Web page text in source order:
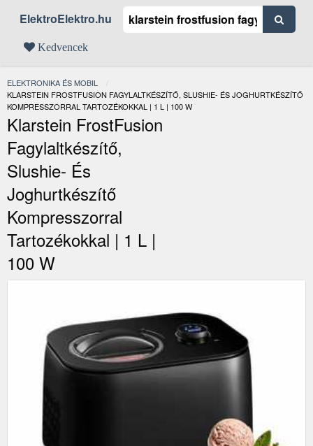
ElektroElektro.hu
Kedvencek
ELEKTRONIKA ÉS MOBIL
JELENLEGI:
KLARSTEIN FROSTFUSION FAGYLALTKÉSZÍTŐ, SLUSHIE- ÉS JOGHURTKÉSZÍTŐ
KOMPRESSZORRAL TARTOZÉKOKKAL | 1 L | 100 W
Klarstein FrostFusion
Fagylaltkészítő,
Slushie- És
Joghurtkészítő
Kompresszorral
Tartozékokkal | 1 L |
100 W